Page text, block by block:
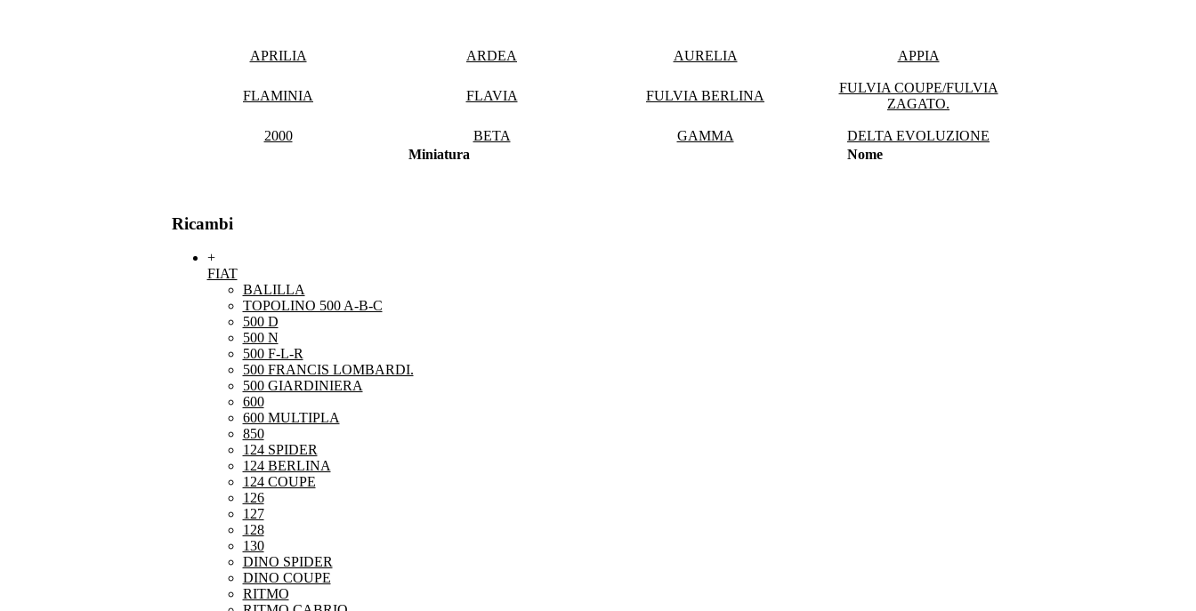
APRILIA ARDEA AURELIA APPIA
FLAMINIA FLAVIA FULVIA BERLINA
FULVIA COUPE/FULVIA
ZAGATO.
2000 BETA GAMMA
DELTA EVOLUZIONE
Miniatura
Nome
Ricambi
+
FIAT
BALILLA
TOPOLINO 500 A-B-C
500 D
500 N
500 F-L-R
500 FRANCIS LOMBARDI.
500 GIARDINIERA
600
600 MULTIPLA
850
124 SPIDER
124 BERLINA
124 COUPE
126
127
128
130
DINO SPIDER
DINO COUPE
RITMO